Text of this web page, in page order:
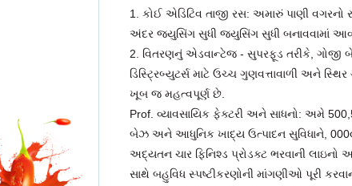
1. કોઈ એડિટિવ તાજી રસ: અમારું પાણી વગરનો
અંદર જ્યુસિંગ સુધી જ્યુસિંગ સુધી બનાવવામાં
2. વિતરણનું એડવાન્ટેજ - સુપરફૂડ તરીકે, ગોજી
ડિસ્ટ્રિબ્યુટર્સ માટે ઉચ્ચ ગુણવત્તાવાળી અને
ખૂબ જ મહત્વપૂર્ણ છે.
Prof. વ્યાવસાયિક ફેક્ટરી અને સાધનો: અમે
બેઝ અને આધુનિક ખાદ્ય ઉત્પાદન સુવિધાને,
અદ્યતન ચાર ફિનિશ્ડ પ્રોડક્ટ ભરવાની
સાથે બહુવિધ સ્પષ્ટીકરણોની માંગણીઓ પૂરી